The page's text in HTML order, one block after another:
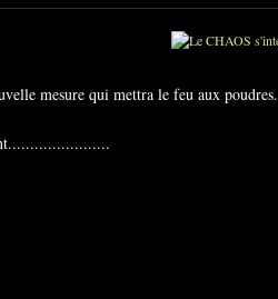
mesure qui mettra le feu aux poudres.